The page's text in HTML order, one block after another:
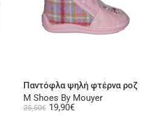
Παντόφλα ψηλή φτέρνα ροζ
M Shoes By Mouyer
25,50€ 19,90€